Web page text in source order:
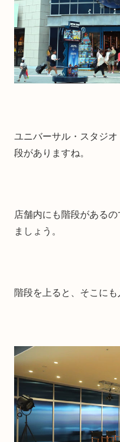
ユニバーサル・スタジ
段がありますね。
店舗内にも階段がある
ましょう。
階段を上ると、そこにも